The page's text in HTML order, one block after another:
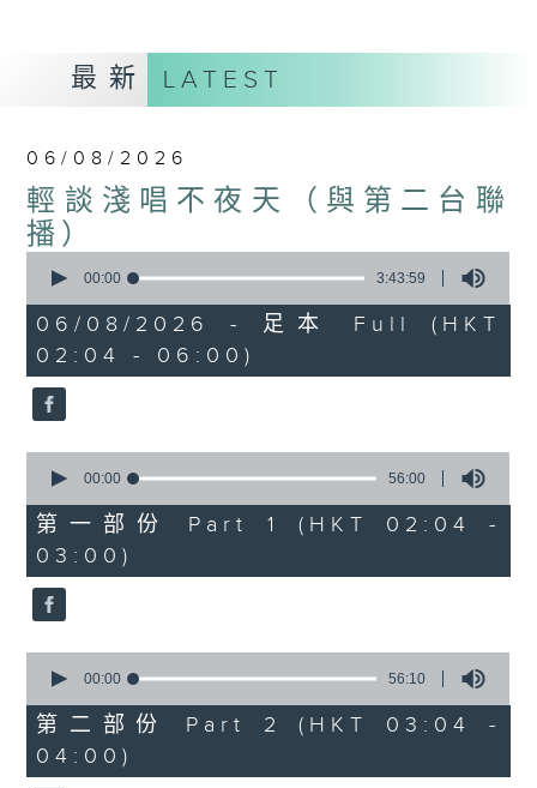
最新 LATEST
06/08/2026
輕談淺唱不夜天（與第二台聯
播）
seconds
3
hours,
43
minutes,
59
seconds
00:00 3:43:59
06/08/2026 - 足本 Full (HKT
02:04 - 06:00)
seconds
56
minutes,
0
seconds
00:00 56:00
第一部份 Part 1 (HKT 02:04 -
03:00)
seconds
56
minutes,
10
seconds
00:00 56:10
第二部份 Part 2 (HKT 03:04 -
04:00)